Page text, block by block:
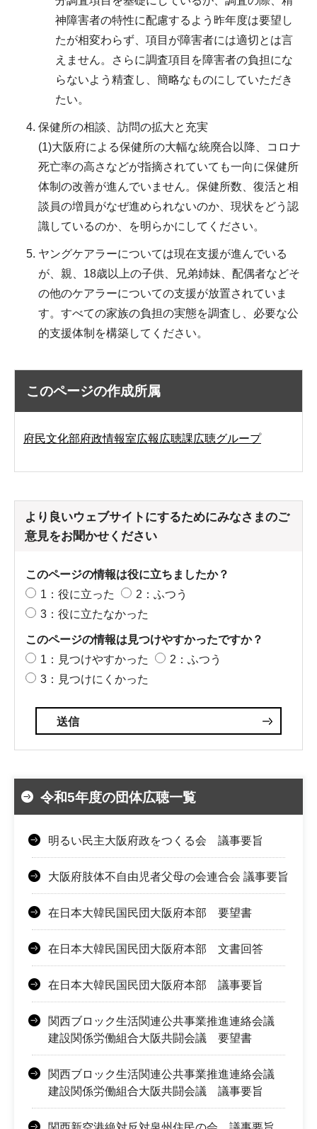
神障害者の特性に配慮するよう昨年度は要望し
たが相変わらず、項目が障害者には適切とは言
えません。さらに調査項目を障害者の負担にな
らないよう精査し、簡略なものにしていただき
たい。
保健所の相談、訪問の拡大と充実
(1)大阪府による保健所の大幅な統廃合以降、コロナ
死亡率の高さなどが指摘されていても一向に保健所
体制の改善が進んでいません。保健所数、復活と相
談員の増員がなぜ進められないのか、現状をどう認
識しているのか、を明らかにしてください。
ヤングケアラーについては現在支援が進んでいる
が、親、18歳以上の子供、兄弟姉妹、配偶者などそ
の他のケアラーについての支援が放置されていま
す。すべての家族の負担の実態を調査し、必要な公
的支援体制を構築してください。
このページの作成所属
府民文化部府政情報室広報広聴課広聴グループ
より良いウェブサイトにするためにみなさまのご
意見をお聞かせください
このページの情報は役に立ちましたか？
1：役に立った
2：ふつう
3：役に立たなかった
このページの情報は見つけやすかったですか？
1：見つけやすかった
2：ふつう
3：見つけにくかった
令和5年度の団体広聴一覧
明るい民主大阪府政をつくる会 議事要旨
大阪府肢体不自由児者父母の会連合会 議事要旨
在日本大韓民国民団大阪府本部 要望書
在日本大韓民国民団大阪府本部 文書回答
在日本大韓民国民団大阪府本部 議事要旨
関西ブロック生活関連公共事業推進連絡会議
建設関係労働組合大阪共闘会議 要望書
関西ブロック生活関連公共事業推進連絡会議
建設関係労働組合大阪共闘会議 議事要旨